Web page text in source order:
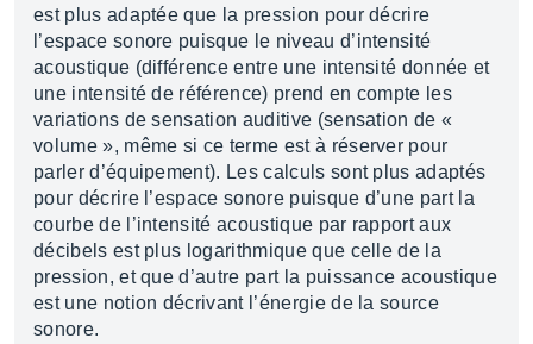
est plus adaptée que la pression pour décrire
l’espace sonore puisque le niveau d’intensité
acoustique (différence entre une intensité donnée et
une intensité de référence) prend en compte les
variations de sensation auditive (sensation de «
volume », même si ce terme est à réserver pour
parler d’équipement). Les calculs sont plus adaptés
pour décrire l’espace sonore puisque d’une part la
courbe de l’intensité acoustique par rapport aux
décibels est plus logarithmique que celle de la
pression, et que d’autre part la puissance acoustique
est une notion décrivant l’énergie de la source
sonore.